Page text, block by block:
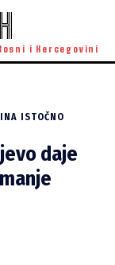
i Hercegovini
ISTOČNO
daje